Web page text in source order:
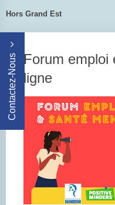
Contactez-Nous
Hors Grand Est
Forum emploi
ligne